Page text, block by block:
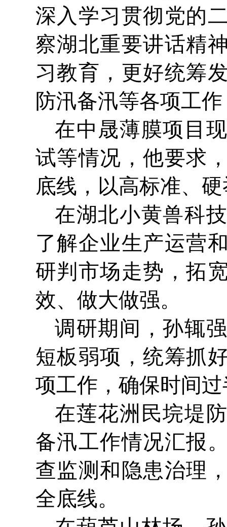
深入学习贯彻党的
察湖北重要讲话精
习教育，更好统筹
防汛备汛等各项工
在中晟薄膜项目
试等情况，他要求
底线，以高标准、
在湖北小黄兽科
了解企业生产运营
研判市场走势，拓
效、做大做强。
调研期间，孙辄
短板弱项，统筹抓
项工作，确保时间
在莲花洲民垸堤
备汛工作情况汇报
查监测和隐患治理
全底线。